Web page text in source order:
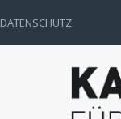
DATENSCHUTZ